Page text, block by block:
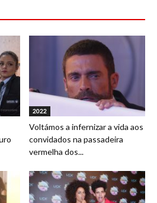
2022
Voltámos a infernizar a vida aos
convidados na passadeira
vermelha dos...